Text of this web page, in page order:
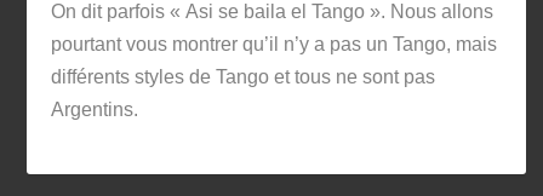
On dit parfois « Asi se baila el Tango ». Nous allons
pourtant vous montrer qu’il n’y a pas un Tango, mais
différents styles de Tango et tous ne sont pas
Argentins.